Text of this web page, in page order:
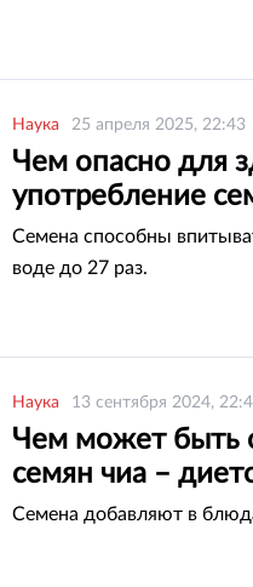
Наука 25 апреля 2025, 22:43
Чем опасно для
употребление
Семена способны
воде до 27 раз.
Наука 13 сентября 2024,
Чем может быть
семян чиа –
Семена добавляют в